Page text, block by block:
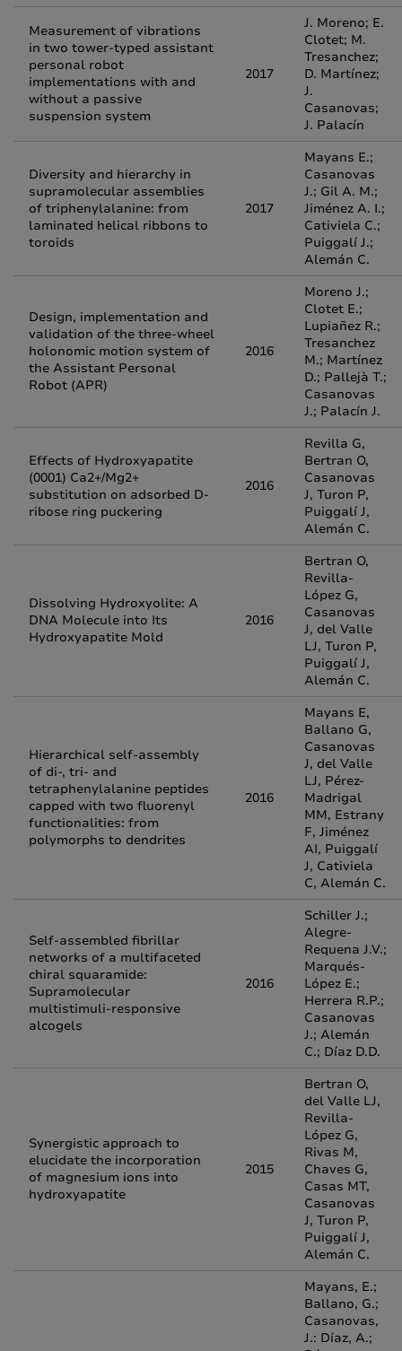
Measurement of vibrations
in two tower-typed assistant
personal robot
implementations with and
without a passive
suspension system
2017
J. Moreno; E.
Clotet; M.
Tresanchez;
D. Martínez;
J.
Casanovas;
J. Palacín
Diversity and hierarchy in
supramolecular assemblies
of triphenylalanine: from
laminated helical ribbons to
toroids
2017
Mayans E.;
Casanovas
J.; Gil A. M.;
Jiménez A. I.;
Cativiela C.;
Puiggalí J.;
Alemán C.
Design, implementation and
validation of the three-wheel
holonomic motion system of
the Assistant Personal
Robot (APR)
2016
Moreno J.;
Clotet E.;
Lupiañez R.;
Tresanchez
M.; Martínez
D.; Pallejà T.;
Casanovas
J.; Palacín J.
Effects of Hydroxyapatite
(0001) Ca2+/Mg2+
substitution on adsorbed D-
ribose ring puckering
2016
Revilla G,
Bertran O,
Casanovas
J, Turon P,
Puiggalí J,
Alemán C.
Dissolving Hydroxyolite: A
DNA Molecule into Its
Hydroxyapatite Mold
2016
Bertran O,
Revilla-
López G,
Casanovas
J, del Valle
LJ, Turon P,
Puiggalí J,
Alemán C.
Hierarchical self-assembly
of di-, tri- and
tetraphenylalanine peptides
capped with two fluorenyl
functionalities: from
polymorphs to dendrites
2016
Mayans E,
Ballano G,
Casanovas
J, del Valle
LJ, Pérez-
Madrigal
MM, Estrany
F, Jiménez
AI, Puiggalí
J, Cativiela
C, Alemán C.
Self-assembled fibrillar
networks of a multifaceted
chiral squaramide:
Supramolecular
multistimuli-responsive
alcogels
2016
Schiller J.;
Alegre-
Requena J.V.;
Marqués-
López E.;
Herrera R.P.;
Casanovas
J.; Alemán
C.; Díaz D.D.
Synergistic approach to
elucidate the incorporation
of magnesium ions into
hydroxyapatite
2015
Bertran O,
del Valle LJ,
Revilla-
López G,
Rivas M,
Chaves G,
Casas MT,
Casanovas
J, Turon P,
Puiggalí J,
Alemán C.
Mayans, E.;
Ballano, G.;
Casanovas,
J.: Díaz, A.;